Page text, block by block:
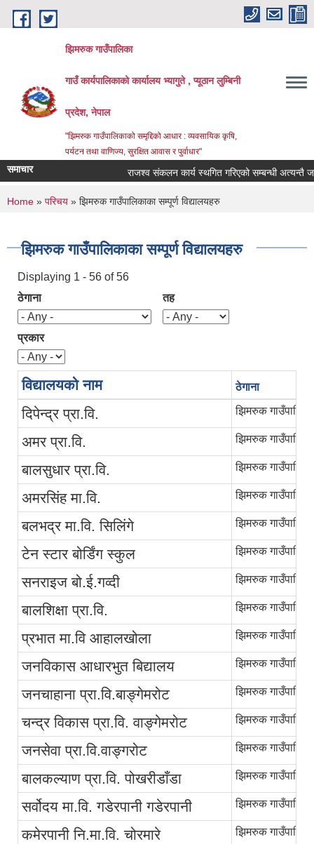
Skip to main content
झिमरुक गाउँपालिका
गाउँ कार्यपालिकाको कार्यालय भ्यागुते , प्यूठान लुम्बिनी
प्रदेश, नेपाल
"झिमरुक गाउँपालिकाको समृद्दिको आधार : व्यवसायिक कृषि,
पर्यटन तथा वाणिज्य, सुरक्षित आवास र पुर्वाधार"
समाचार राजश्व संकलन कार्य स्थगित गरिएको सम्बन्धी अत्यन्तै
You are here
Home » परिचय » झिमरुक गाउँपालिकाका सम्पूर्ण विद्यालयहरु
झिमरुक गाउँपालिकाका सम्पूर्ण विद्यालयहरु
Displaying 1 - 56 of 56
ठेगाना
तह
प्रकार
विद्यालयको नाम ठेगाना
दिपेन्द्र प्रा.वि. झिमरुक
अमर प्रा.वि. झिमरुक
बालसुधार प्रा.वि. झिमरुक
अमरसिंह मा.वि. झिमरुक
बलभद्र मा.वि. सिलिंगे झिमरुक
टेन स्टार बोर्डिंग स्कुल झिमरुक
सनराइज बो.ई.गव्दी झिमरुक
बालशिक्षा प्रा.वि. झिमरुक
प्रभात मा.वि आहालखोला झिमरुक
जनविकास आधारभुत बिद्यालय झिमरुक
जनचाहाना प्रा.वि.बाङ्गेमरोट झिमरुक
चन्द्र विकास प्रा.वि. वाङ्गेमरोट झिमरुक
जनसेवा प्रा.वि.वाङ्गरोट झिमरुक
बालकल्याण प्रा.वि. पोखरीडाँडा झिमरुक
सर्वोदय मा.वि. गडेरपानी गडेरपानी झिमरुक
कमेरपानी नि.मा.वि. चोरमारे झिमरुक